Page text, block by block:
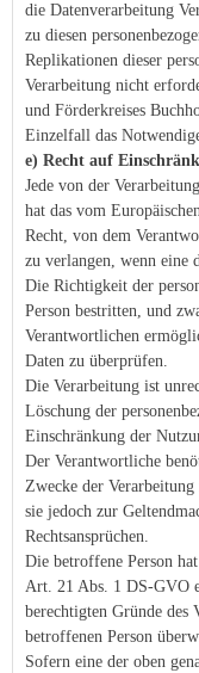
die Datenverarbeitung
zu diesen
Replikationen dieser
Verarbeitung nicht
und Förderkreises
Einzelfall das
e) Recht auf
Jede von der
hat das vom
Recht, von dem
zu verlangen, wenn eine
Die Richtigkeit der
Person bestritten, und
Verantwortlichen
Daten zu überprüfen.
Die Verarbeitung ist
Löschung der
Einschränkung der
Der Verantwortliche
Zwecke der
sie jedoch zur
Rechtsansprüchen.
Die betroffene Person
Art. 21 Abs. 1 DS-GVO
berechtigten Gründe des
betroffenen Person
Sofern eine der oben